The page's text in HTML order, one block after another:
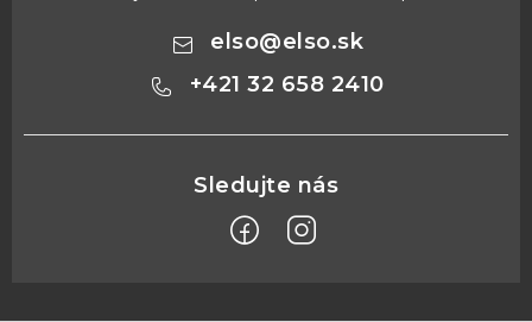
elso@elso.sk
+421 32 658 2410